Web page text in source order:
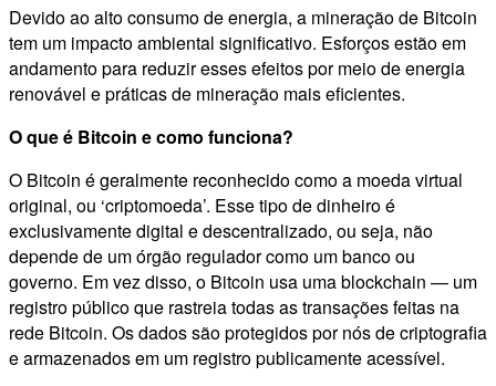
Devido ao alto consumo de energia, a mineração de Bitcoin
tem um impacto ambiental significativo. Esforços estão em
andamento para reduzir esses efeitos por meio de energia
renovável e práticas de mineração mais eficientes.
O que é Bitcoin e como funciona?
O Bitcoin é geralmente reconhecido como a moeda virtual
original, ou ‘criptomoeda’. Esse tipo de dinheiro é
exclusivamente digital e descentralizado, ou seja, não
depende de um órgão regulador como um banco ou
governo. Em vez disso, o Bitcoin usa uma blockchain — um
registro público que rastreia todas as transações feitas na
rede Bitcoin. Os dados são protegidos por nós de criptografia
e armazenados em um registro publicamente acessível.